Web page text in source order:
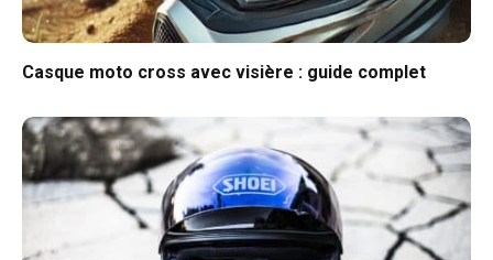
Casque moto cross avec visière : guide complet